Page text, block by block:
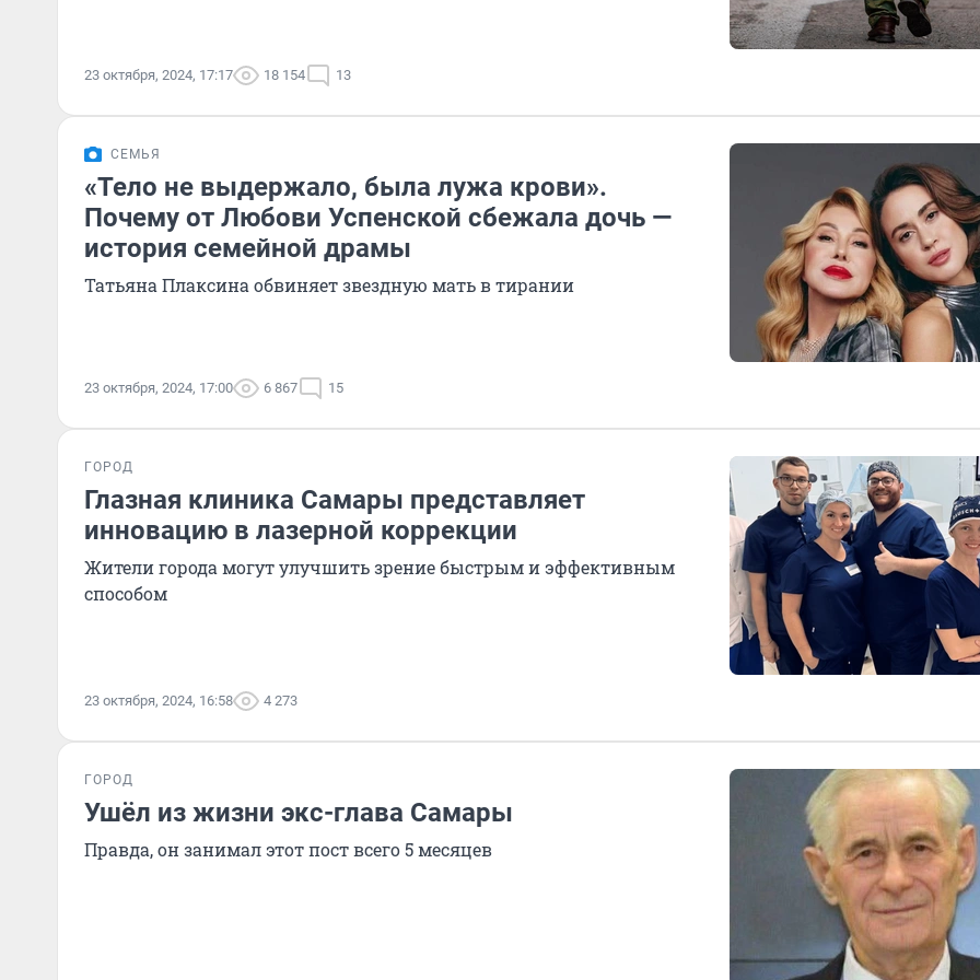
23 октября, 2024, 17:17 18 154 13
СЕМЬЯ
«Тело не выдержало, была лужа крови».
Почему от Любови Успенской сбежала дочь —
история семейной драмы
Татьяна Плаксина обвиняет звездную мать в тирании
23 октября, 2024, 17:00 6 867 15
ГОРОД
Глазная клиника Самары представляет
инновацию в лазерной коррекции
Жители города могут улучшить зрение быстрым и эффективным
способом
23 октября, 2024, 16:58 4 273
ГОРОД
Ушёл из жизни экс-глава Самары
Правда, он занимал этот пост всего 5 месяцев